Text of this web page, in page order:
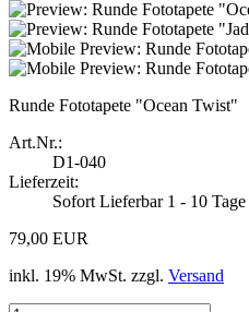
Runde Fototapete "Ocean Twist"
Art.Nr.:
D1-040
Lieferzeit:
Sofort Lieferbar 1 - 10 Tage
79,00 EUR
inkl. 19% MwSt. zzgl. Versand